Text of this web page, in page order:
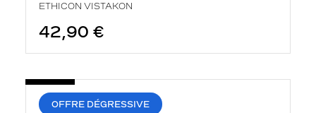
ETHICON VISTAKON
42,90 €
OFFRE DÉGRESSIVE